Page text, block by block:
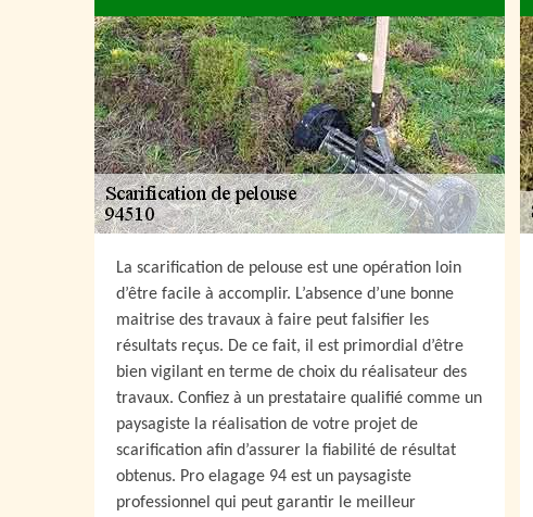
La scarification de pelouse est une opération loin
d’être facile à accomplir. L’absence d’une bonne
maitrise des travaux à faire peut falsifier les
résultats reçus. De ce fait, il est primordial d’être
bien vigilant en terme de choix du réalisateur des
travaux. Confiez à un prestataire qualifié comme un
paysagiste la réalisation de votre projet de
scarification afin d’assurer la fiabilité de résultat
obtenus. Pro elagage 94 est un paysagiste
professionnel qui peut garantir le meilleur